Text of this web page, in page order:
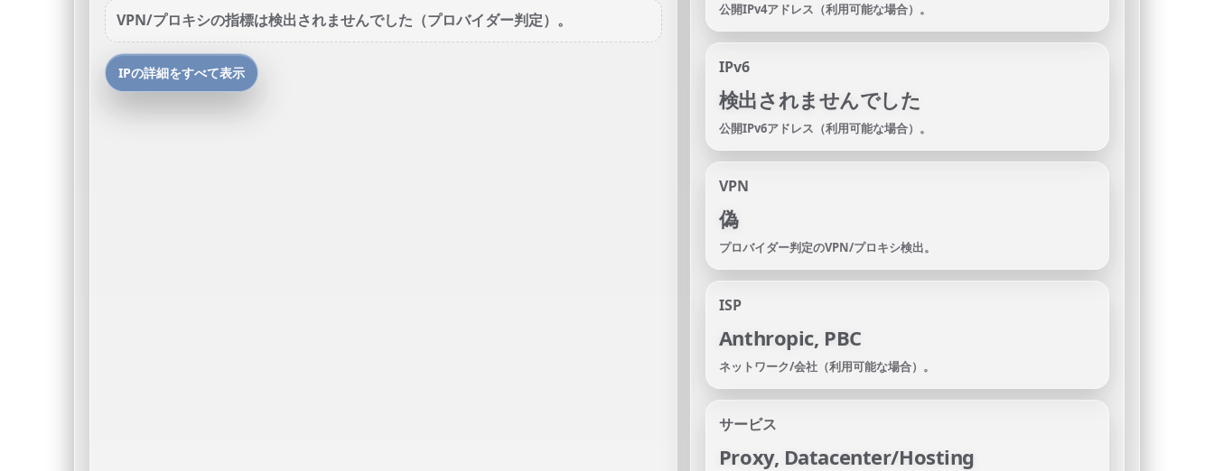
VPN/プロキシの指標は検出されませんでした（プロバイダー判定）。
IPの詳細をすべて表示
公開IPv4アドレス（利用可能な場合）。
IPv6
検出されませんでした
公開IPv6アドレス（利用可能な場合）。
VPN
偽
プロバイダー判定のVPN/プロキシ検出。
ISP
Anthropic, PBC
ネットワーク/会社（利用可能な場合）。
サービス
Proxy, Datacenter/Hosting